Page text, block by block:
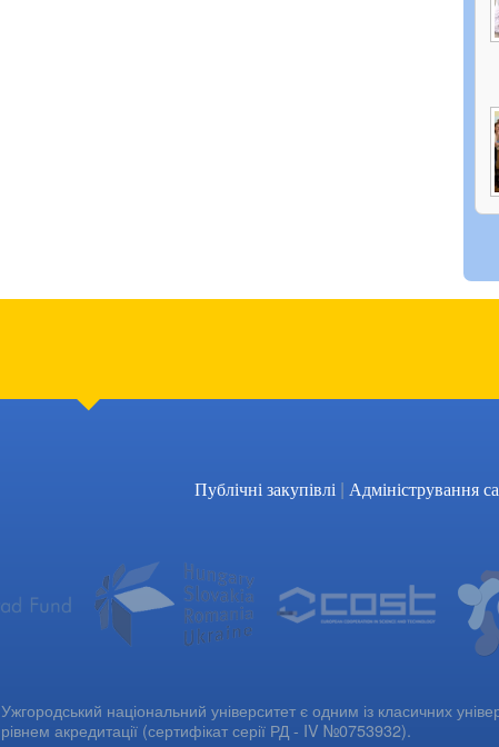
Публічні закупівлі | Адміністрування
Ужгородський національний університет є одним із класичних
рівнем акредитації (сертифікат серії РД - IV №0753932).